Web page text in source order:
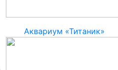
Аквариум «Титаник»